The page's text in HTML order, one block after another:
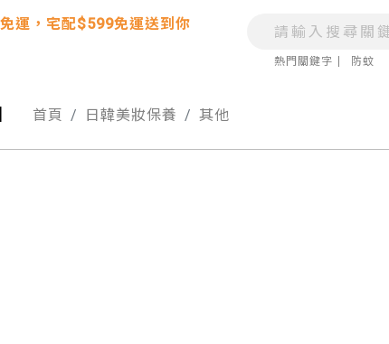
運，宅配$599免運送到你
熱門關鍵字 防蚊
首頁 日韓美妝保養 其他